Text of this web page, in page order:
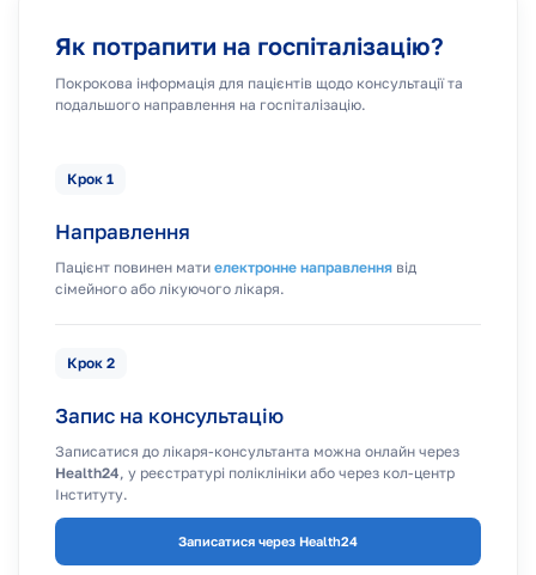
Як потрапити на госпіталізацію?
Покрокова інформація для пацієнтів щодо консультації та
подальшого направлення на госпіталізацію.
Крок 1
Направлення
Пацієнт повинен мати електронне направлення від
сімейного або лікуючого лікаря.
Крок 2
Запис на консультацію
Записатися до лікаря-консультанта можна онлайн через
Health24, у реєстратурі поліклініки або через кол-центр
Інституту.
Записатися через Health24